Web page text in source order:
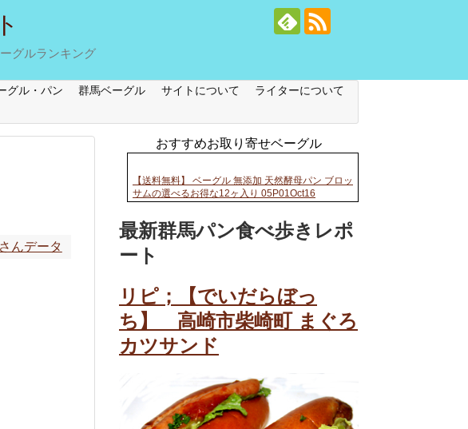
グルランキング
グル・パン 群馬ベーグル サイトについて ライターについて
んデータ
おすすめお取り寄せベーグル
【送料無料】 ベーグル 無添加 天然酵母パン ブロッ
サムの選べるお得な12ヶ入り 05P01Oct16
最新群馬パン食べ歩きレポ
ート
リピ；【でいだらぼっ
ち】 高崎市柴崎町 まぐろ
カツサンド